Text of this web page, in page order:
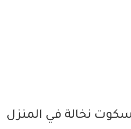
نخالة في المنزل